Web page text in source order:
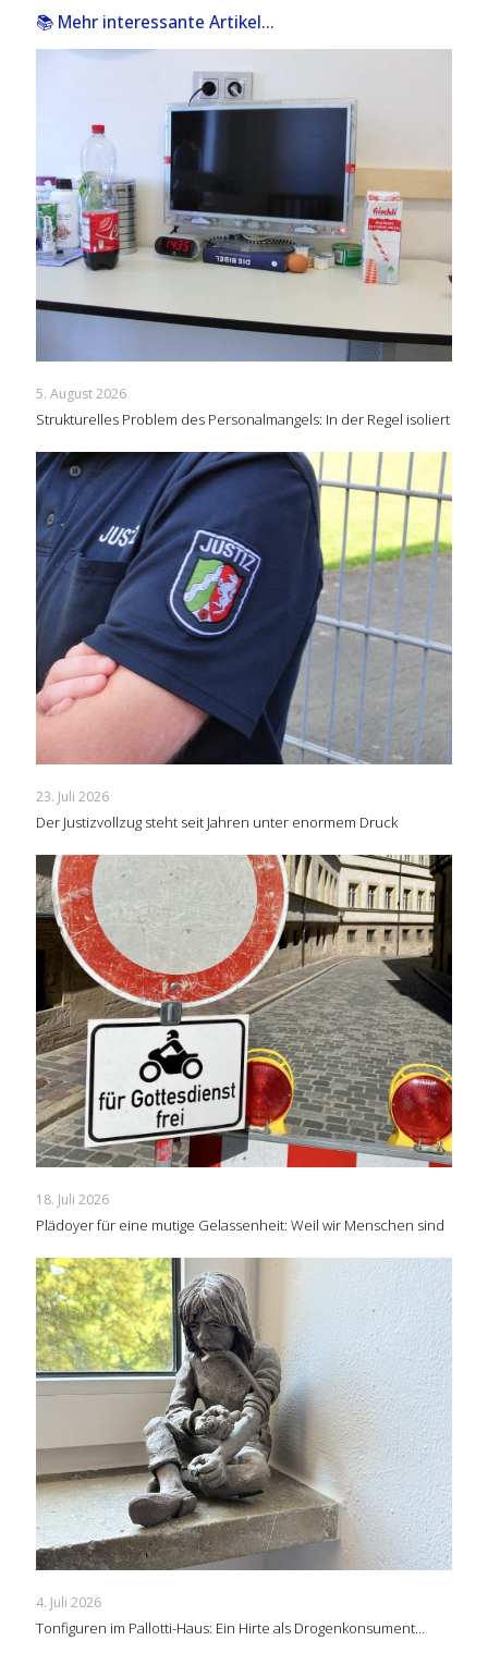
📚 Mehr interessante Artikel...
5. August 2026
Strukturelles Problem des Personalmangels: In der Regel isoliert
23. Juli 2026
Der Justizvollzug steht seit Jahren unter enormem Druck
18. Juli 2026
Plädoyer für eine mutige Gelassenheit: Weil wir Menschen sind
4. Juli 2026
Tonfiguren im Pallotti-Haus: Ein Hirte als Drogenkonsument…